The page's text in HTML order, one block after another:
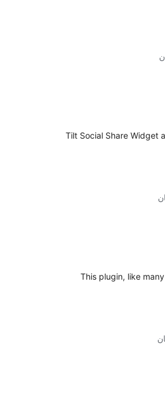
Tilt Social Share Widget
This plugin, like